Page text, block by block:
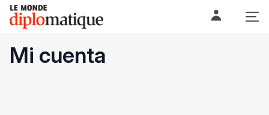
Skip
content
Le monde diplomatique
Mi cuenta